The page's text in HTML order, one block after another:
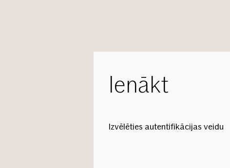
Ienākt
Izvēlēties autentifikācijas veidu